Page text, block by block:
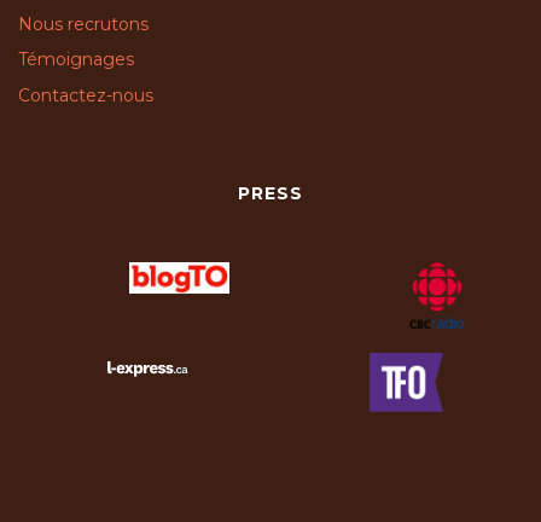
Nous recrutons
Témoignages
Contactez-nous
PRESS